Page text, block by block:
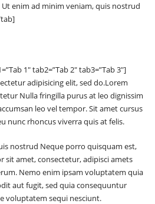
enim ad minim veniam, quis nostrud
1″ tab2=”Tab 2″ tab3=”Tab 3″]
adipisicing elit, sed do.Lorem
Nulla fringilla purus at leo dignissim
leo vel tempor. Sit amet cursus
nunc rhoncus viverra quis at felis.
nostrud Neque porro quisquam est,
sit amet, consectetur, adipisci amets
Nemo enim ipsam voluptatem quia
aut fugit, sed quia consequuntur
voluptatem sequi nesciunt.